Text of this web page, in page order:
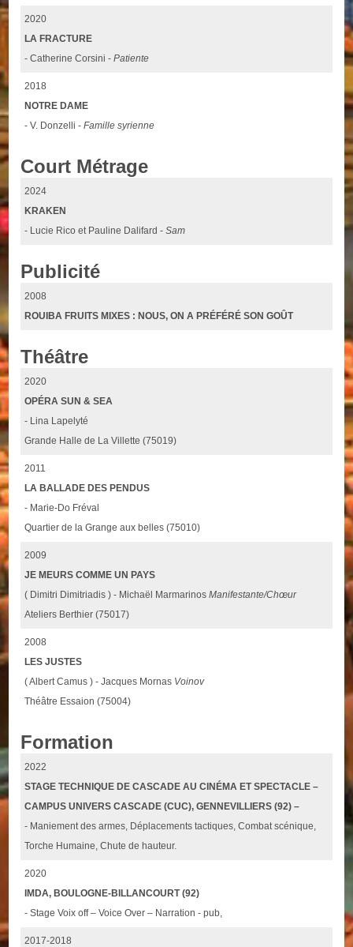
2020
LA FRACTURE
- Catherine Corsini -Patiente
2018
NOTRE DAME
- V. Donzelli -Famille syrienne
Court Métrage
2024
KRAKEN
- Lucie Rico et Pauline Dalifard -Sam
Publicité
2008
ROUIBA FRUITS MIXES : NOUS, ON A PRÉFÉRÉ SON GOÛT
Théâtre
2020
OPÉRA SUN & SEA
- Lina Lapelyté
Grande Halle de La Villette (75019)
2011
LA BALLADE DES PENDUS
- Marie-Do Fréval
Quartier de la Grange aux belles (75010)
2009
JE MEURS COMME UN PAYS
( Dimitri Dimitriadis ) - Michaël MarmarinosManifestante/Chœur
Ateliers Berthier (75017)
2008
LES JUSTES
( Albert Camus ) - Jacques Mornas Voinov
Théâtre Essaion (75004)
Formation
2022
STAGE TECHNIQUE DE CASCADE AU CINÉMA ET SPECTACLE –
CAMPUS UNIVERS CASCADE (CUC), GENNEVILLIERS (92) –
- Maniement des armes, Déplacements tactiques, Combat scénique,
Torche Humaine, Chute de hauteur.
2020
IMDA, BOULOGNE-BILLANCOURT (92)
- Stage Voix off – Voice Over – Narration - pub,
2017-2018